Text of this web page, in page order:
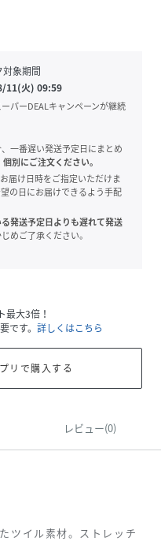
象期間
11(火) 09:59
パーDEALキャンペーンが継続
一番遅い発送予定日にまとめ
別にご注文ください。
届け日時をご指定いただけま
の日にお届けできるよう手配
発送予定日よりも遅れて発送
めご了承ください。
最大3倍！
です。 詳しくはこちら
リで購入する
レビュー(0)
ツイル素材。ストレッチ